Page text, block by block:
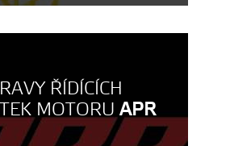
ŘÍDÍCÍCH
MOTORUAPR